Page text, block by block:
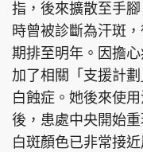
指，後來擴散至手
時曾被診斷為汗斑
期排至明年。因擔
加了相關「支援計
白蝕症。她後來使
後，患處中央開始
白斑顏色已非常接